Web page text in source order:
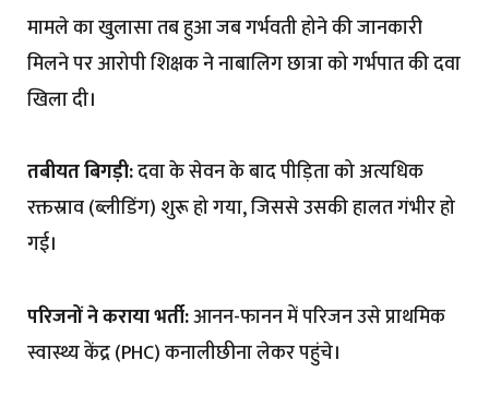
मामले का खुलासा तब हुआ जब गर्भवती होने की जानकारी
मिलने पर आरोपी शिक्षक ने नाबालिग छात्रा को गर्भपात की दवा
खिला दी।
तबीयत बिगड़ी:दवा के सेवन के बाद पीड़िता को अत्यधिक
रक्तस्राव (ब्लीडिंग) शुरू हो गया, जिससे उसकी हालत गंभीर हो
गई।
परिजनों ने कराया भर्ती:आनन-फानन में परिजन उसे प्राथमिक
स्वास्थ्य केंद्र (PHC) कनालीछीना लेकर पहुंचे।